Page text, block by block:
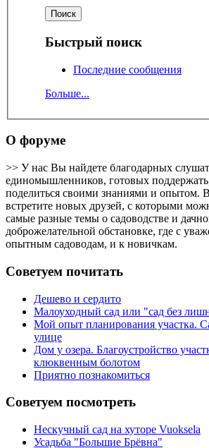
Быстрый поиск
Последние сообщения
Больше...
О форуме
>> У нас Вы найдете благодарных
единомышленников, готовых
поделиться своими знаниями и опытом.
встретите новых друзей, с которыми
самые разные темы о садоводстве и
доброжелательной обстановке, где с
опытным садоводам, и к новичкам.
Советуем почитать
Дешево и сердито
Малоуходный сад или "сад без
Мой опыт планирования участка.
улице
Дом у озера. Благоустройство
клюквенным болотом
Приятно познакомиться
Советуем посмотреть
Нескучный сад на хуторе Vuoksela
Усадьба "Большие Брёвна"